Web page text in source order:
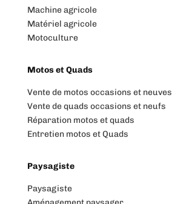
Machine agricole
Matériel agricole
Motoculture
Motos et Quads
Vente de motos occasions et neuves
Vente de quads occasions et neufs
Réparation motos et quads
Entretien motos et Quads
Paysagiste
Paysagiste